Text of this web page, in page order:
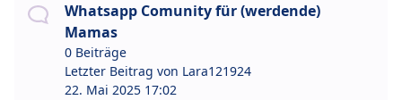
Whatsapp Comunity für (werdende)
Mamas
0 Beiträge
Letzter Beitrag von Lara121924
22. Mai 2025 17:02